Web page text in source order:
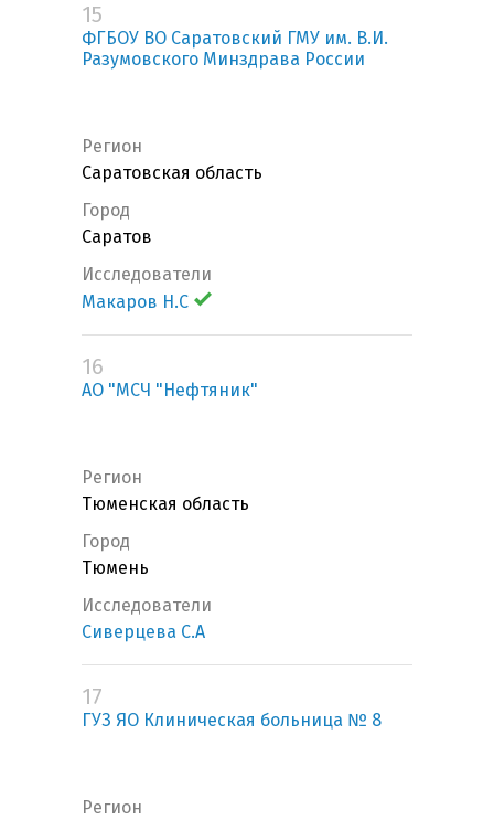
15
ФГБОУ ВО Саратовский ГМУ им. В.И.
Разумовского Минздрава России
Регион
Саратовская область
Город
Саратов
Исследователи
Макаров Н.С
16
АО "МСЧ "Нефтяник"
Регион
Тюменская область
Город
Тюмень
Исследователи
Сиверцева С.А
17
ГУЗ ЯО Клиническая больница № 8
Регион